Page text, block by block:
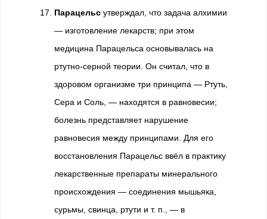
Парацельс утверждал, что задача алхимии
— изготовление лекарств; при этом
медицина Парацельса основывалась на
ртутно-серной теории. Он считал, что в
здоровом организме три принципа — Ртуть,
Сера и Соль, — находятся в равновесии;
болезнь представляет нарушение
равновесия между принципами. Для его
восстановления Парацельс ввёл в практику
лекарственные препараты минерального
происхождения — соединения мышьяка,
сурьмы, свинца, ртути и т. п., — в